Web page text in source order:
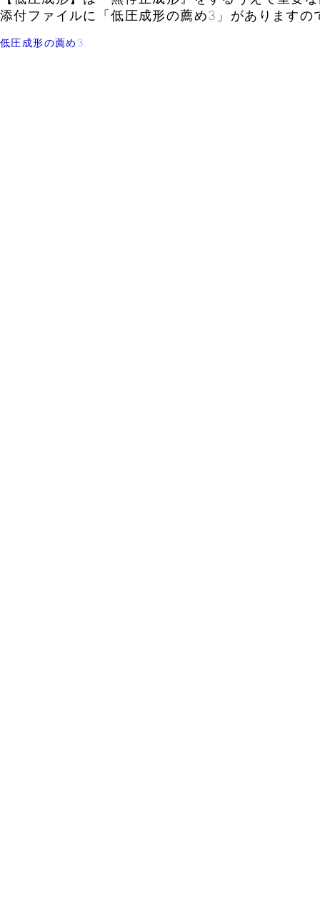
添付ファイルに「低圧成形の薦め3」がありますの
低圧成形の薦め3